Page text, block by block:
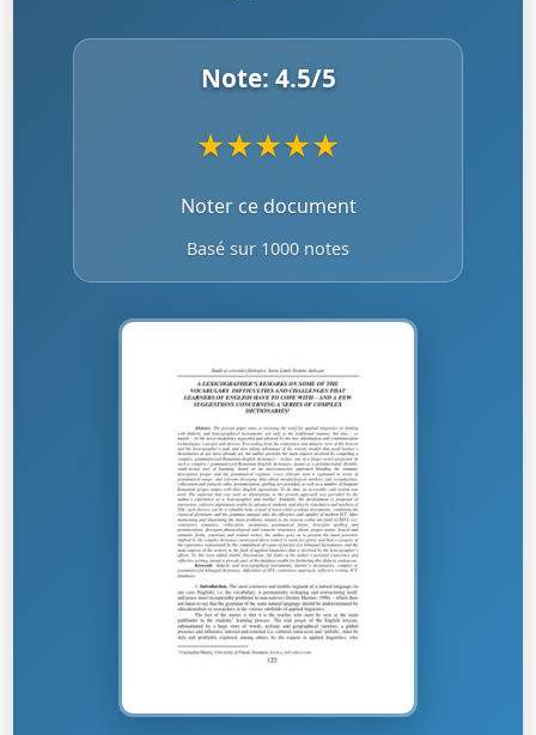
Note: 4.5/5
★★★★★
Noter ce document
Basé sur 1000 notes